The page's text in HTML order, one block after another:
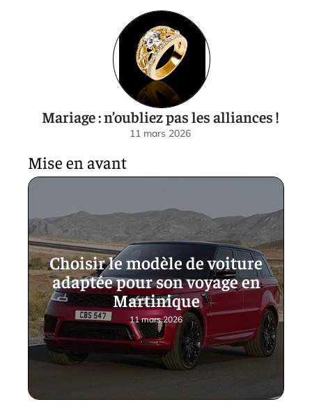
Mariage : n’oubliez pas les alliances !
11 mars 2026
Mise en avant
Choisir le modèle de voiture
adaptée pour son voyage en
Martinique
11 mars 2026